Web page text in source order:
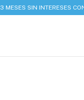
3 MESES SIN INTERESES